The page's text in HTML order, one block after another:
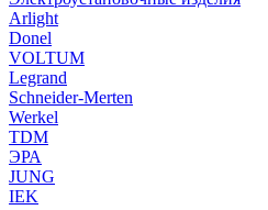
Arlight
Donel
VOLTUM
Legrand
Schneider-Merten
Werkel
TDM
ЭРА
JUNG
IEK